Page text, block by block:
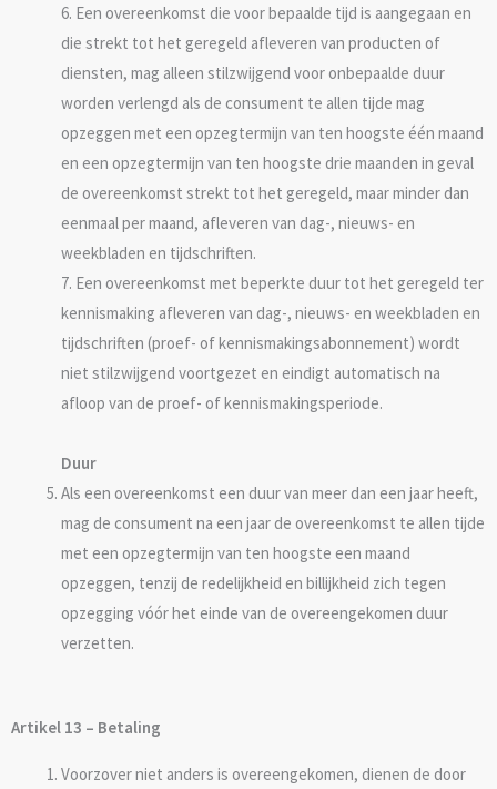
6. Een overeenkomst die voor bepaalde tijd is aangegaan en
die strekt tot het geregeld afleveren van producten of
diensten, mag alleen stilzwijgend voor onbepaalde duur
worden verlengd als de consument te allen tijde mag
opzeggen met een opzegtermijn van ten hoogste één maand
en een opzegtermijn van ten hoogste drie maanden in geval
de overeenkomst strekt tot het geregeld, maar minder dan
eenmaal per maand, afleveren van dag-, nieuws- en
weekbladen en tijdschriften.
7. Een overeenkomst met beperkte duur tot het geregeld ter
kennismaking afleveren van dag-, nieuws- en weekbladen en
tijdschriften (proef- of kennismakingsabonnement) wordt
niet stilzwijgend voortgezet en eindigt automatisch na
afloop van de proef- of kennismakingsperiode.
Duur
Als een overeenkomst een duur van meer dan een jaar heeft,
mag de consument na een jaar de overeenkomst te allen tijde
met een opzegtermijn van ten hoogste een maand
opzeggen, tenzij de redelijkheid en billijkheid zich tegen
opzegging vóór het einde van de overeengekomen duur
verzetten.
Artikel 13 – Betaling
Voorzover niet anders is overeengekomen, dienen de door